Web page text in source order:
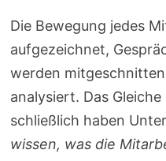
Die Bewegung jedes
aufgezeichnet,
werden
analysiert. Das
schließlich haben
wissen, was die